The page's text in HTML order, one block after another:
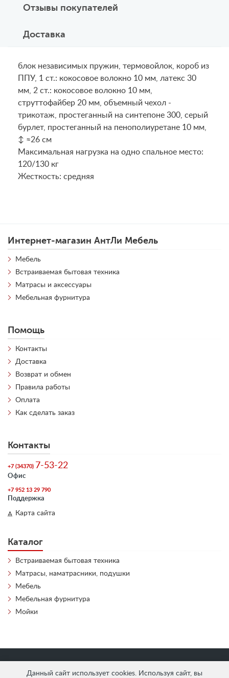
Данный сайт использует cookies. Используя сайт, вы
Отзывы покупателей
Доставка
блок независимых пружин, термовойлок, короб из
ППУ, 1 ст.: кокосовое волокно 10 мм, латекс 30
мм, 2 ст.: кокосовое волокно 10 мм,
струттофайбер 20 мм, объемный чехол -
трикотаж, простеганный на синтепоне 300, серый
бурлет, простеганный на пенополиуретане 10 мм,
↕ ≈26 см
Maксимальная нагрузка на одно спальное место:
120/130 кг
Жесткость: средняя
Интернет-магазин АнтЛи Мебель
Мебель
Встраиваемая бытовая техника
Матрасы и аксессуары
Мебельная фурнитура
Помощь
Контакты
Доставка
Возврат и обмен
Правила работы
Оплата
Как сделать заказ
Контакты
+7 (34370) 7-53-22
Офис
+7 952 13 29 790
Поддержка
Карта сайта
Каталог
Встраиваемая бытовая техника
Матрасы, наматрасники, подушки
Мебель
Мебельная фурнитура
Мойки